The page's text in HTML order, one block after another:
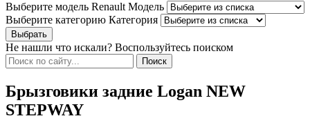
Выберите модель Renault Модель
Выберите категорию Категория
Не нашли что искали? Воспользуйтесь поиском
Брызговики задние Logan NEW
STEPWAY